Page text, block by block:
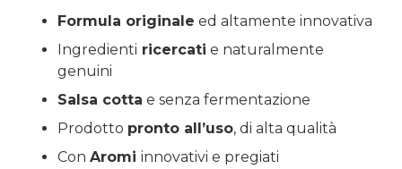
Formula originale ed altamente innovativa
Ingredienti ricercati e naturalmente
genuini
Salsa cotta e senza fermentazione
Prodotto pronto all’uso, di alta qualità
Con Aromi innovativi e pregiati